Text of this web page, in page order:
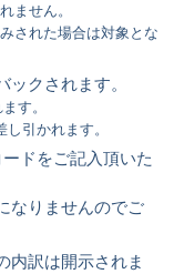
ません。
された場合は対象とな
クされます。
す。
引かれます。
ドをご記入頂いた
なりませんのでご
内訳は開示されま